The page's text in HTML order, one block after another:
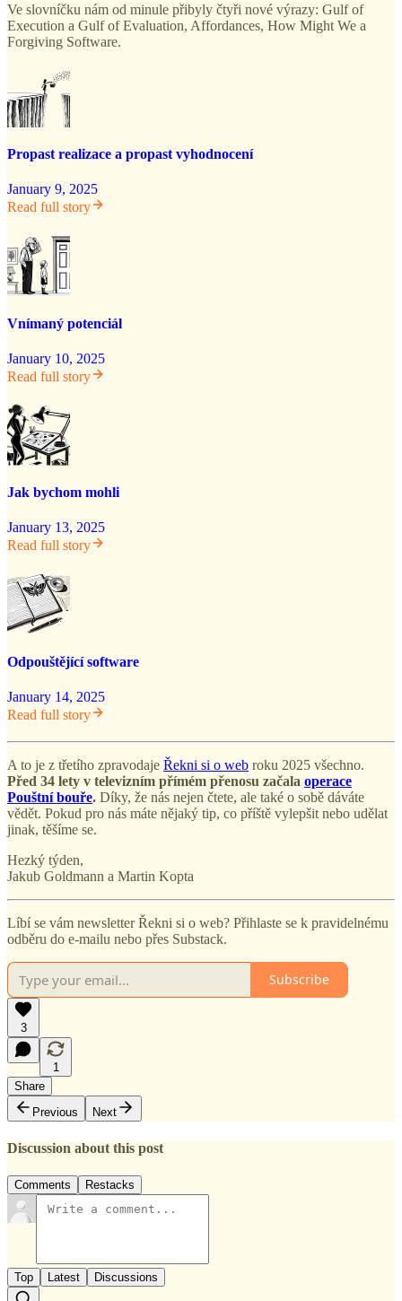
Ve slovníčku nám od minule přibyly čtyři nové výrazy: Gulf of
Execution a Gulf of Evaluation, Affordances, How Might We a
Forgiving Software.
Propast realizace a propast vyhodnocení
January 9, 2025
Read full story
Vnímaný potenciál
January 10, 2025
Read full story
Jak bychom mohli
January 13, 2025
Read full story
Odpouštějící software
January 14, 2025
Read full story
A to je z třetího zpravodaje Řekni si o web roku 2025 všechno.
Před 34 lety v televizním přímém přenosu začala operace
Pouštní bouře. Díky, že nás nejen čtete, ale také o sobě dáváte
vědět. Pokud pro nás máte nějaký tip, co příště vylepšit nebo udělat
jinak, těšíme se.
Hezký týden,
Jakub Goldmann a Martin Kopta
Líbí se vám newsletter Řekni si o web? Přihlaste se k pravidelnému
odběru do e-mailu nebo přes Substack.
Subscribe
3
1
Share
Previous
Next
Discussion about this post
Comments Restacks
Top Latest Discussions